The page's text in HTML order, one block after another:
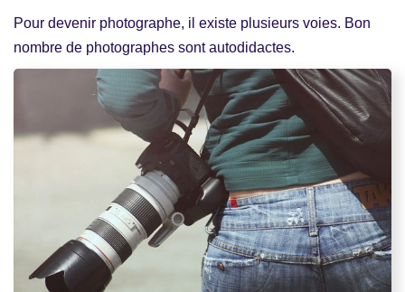
Pour devenir photographe, il existe plusieurs voies. Bon
nombre de photographes sont autodidactes.